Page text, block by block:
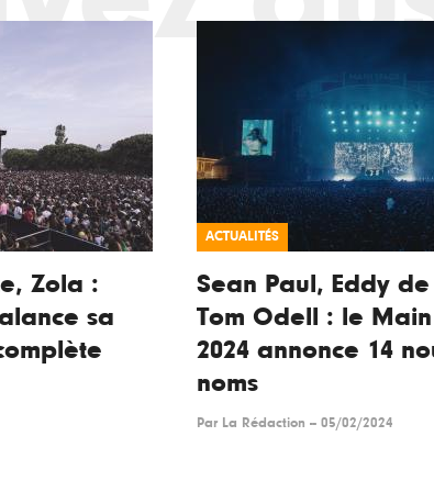
Zola :
sa
ACTUALITÉS
Sean Paul, Eddy
Tom Odell : le
2024 annonce 14
noms
Par La Rédaction -- 05/02/2024